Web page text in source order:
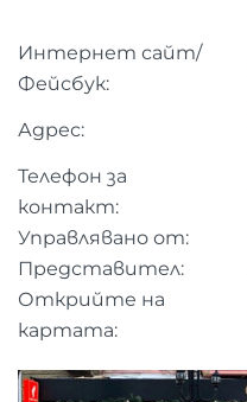
Интернет сайт/
Фейсбук:
Адрес:
Телефон за
контакт:
Управлявано от:
Представител:
Открийте на
картата: